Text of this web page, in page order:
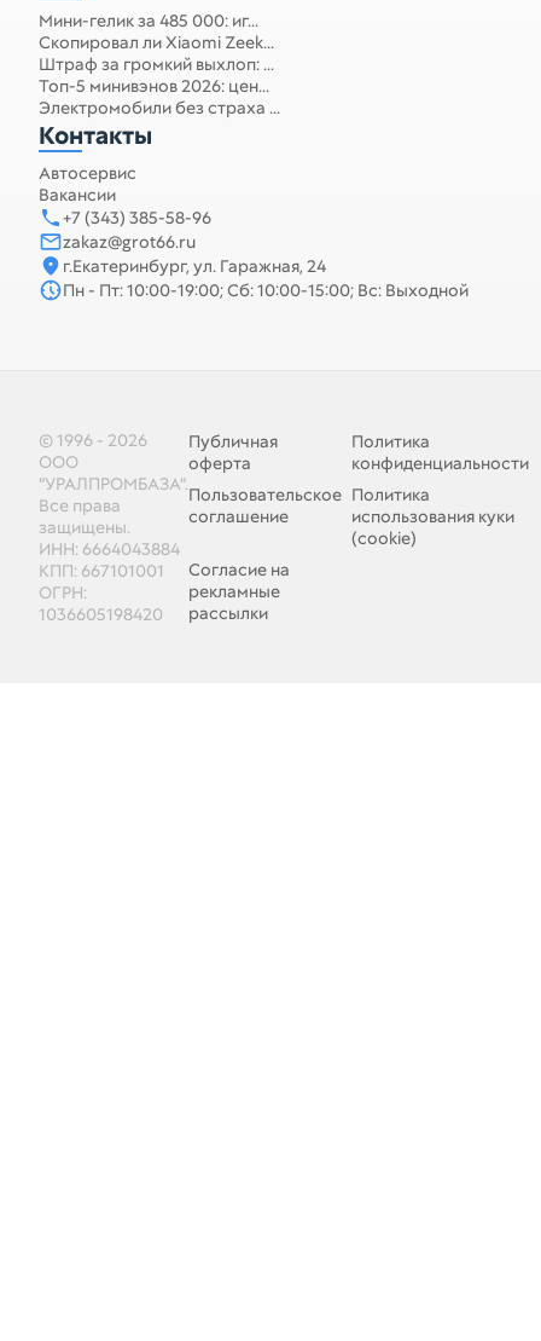
Мини-гелик за 485 000: иг...
Скопировал ли Xiaomi Zeek...
Штраф за громкий выхлоп: ...
Топ-5 минивэнов 2026: цен...
Электромобили без страха ...
Контакты
Автосервис
Вакансии
+7 (343) 385-58-96
zakaz@grot66.ru
г.Екатеринбург, ул. Гаражная, 24
Пн - Пт: 10:00-19:00; Сб: 10:00-15:00; Вс: Выходной
© 1996 - 2026
ООО
"УРАЛПРОМБАЗА".
Все права
защищены.
ИНН: 6664043884
КПП: 667101001
ОГРН:
1036605198420
Публичная
оферта
Политика
конфиденциальности
Пользовательское
соглашение
Политика
использования куки
(cookie)
Согласие на
рекламные
рассылки